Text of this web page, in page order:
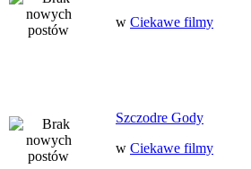
w Ciekawe filmy
Szczodre Gody
w Ciekawe filmy